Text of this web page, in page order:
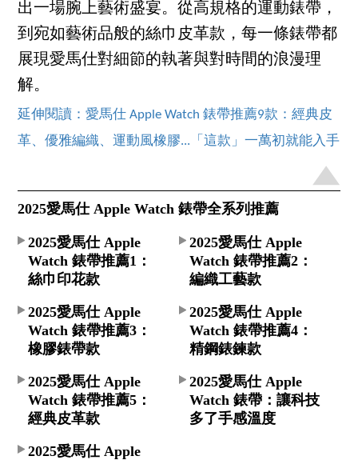
出一場腕上藝術盛宴。從高規格的運動錶帶，
到宛如藝術品般的絲巾皮革款，每一條錶帶都
展現愛馬仕對細節的執著與對時間的浪漫理
解。
延伸閱讀：愛馬仕 Apple Watch 錶帶推薦9款：經典皮
革、優雅編織、運動風橡膠...「這款」一萬初就能入手
2025愛馬仕 Apple Watch 錶帶全系列推薦
2025愛馬仕 Apple
Watch 錶帶推薦1：
絲巾印花款
2025愛馬仕 Apple
Watch 錶帶推薦2：
編織工藝款
2025愛馬仕 Apple
Watch 錶帶推薦3：
橡膠錶帶款
2025愛馬仕 Apple
Watch 錶帶推薦4：
精鋼錶鍊款
2025愛馬仕 Apple
Watch 錶帶推薦5：
經典皮革款
2025愛馬仕 Apple
Watch 錶帶：讓科技
多了手感溫度
2025愛馬仕 Apple